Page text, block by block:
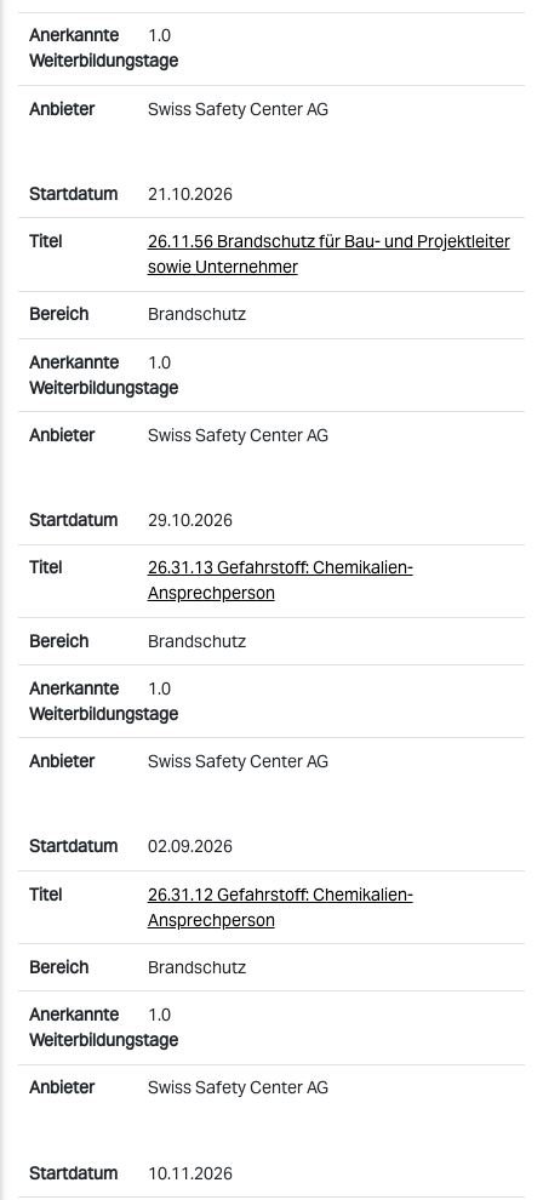
1.0
Swiss Safety Center AG
21.10.2026
26.11.56 Brandschutz für Bau- und Projektleiter
sowie Unternehmer
Brandschutz
1.0
Swiss Safety Center AG
29.10.2026
26.31.13 Gefahrstoff: Chemikalien-
Ansprechperson
Brandschutz
1.0
Swiss Safety Center AG
02.09.2026
26.31.12 Gefahrstoff: Chemikalien-
Ansprechperson
Brandschutz
1.0
Swiss Safety Center AG
10.11.2026